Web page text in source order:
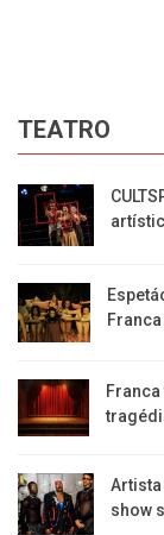
TEATRO
Artista
show